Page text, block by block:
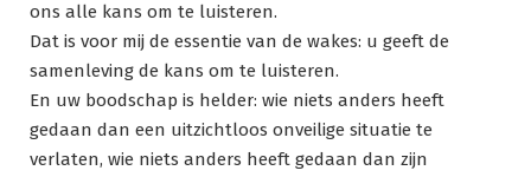
ons alle kans om te luisteren.
Dat is voor mij de essentie van de wakes: u geeft de
samenleving de kans om te luisteren.
En uw boodschap is helder: wie niets anders heeft
gedaan dan een uitzichtloos onveilige situatie te
verlaten, wie niets anders heeft gedaan dan zijn